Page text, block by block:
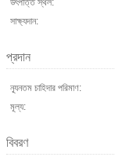
উৎপত্তি স্থল:
সাক্ষ্যদান:
প্রদান
ন্যূনতম চাহিদার পরিমাণ:
মূল্য:
বিবরণ